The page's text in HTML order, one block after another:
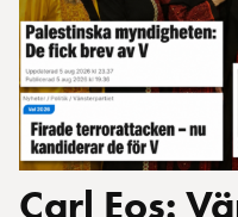
Carl Eos: